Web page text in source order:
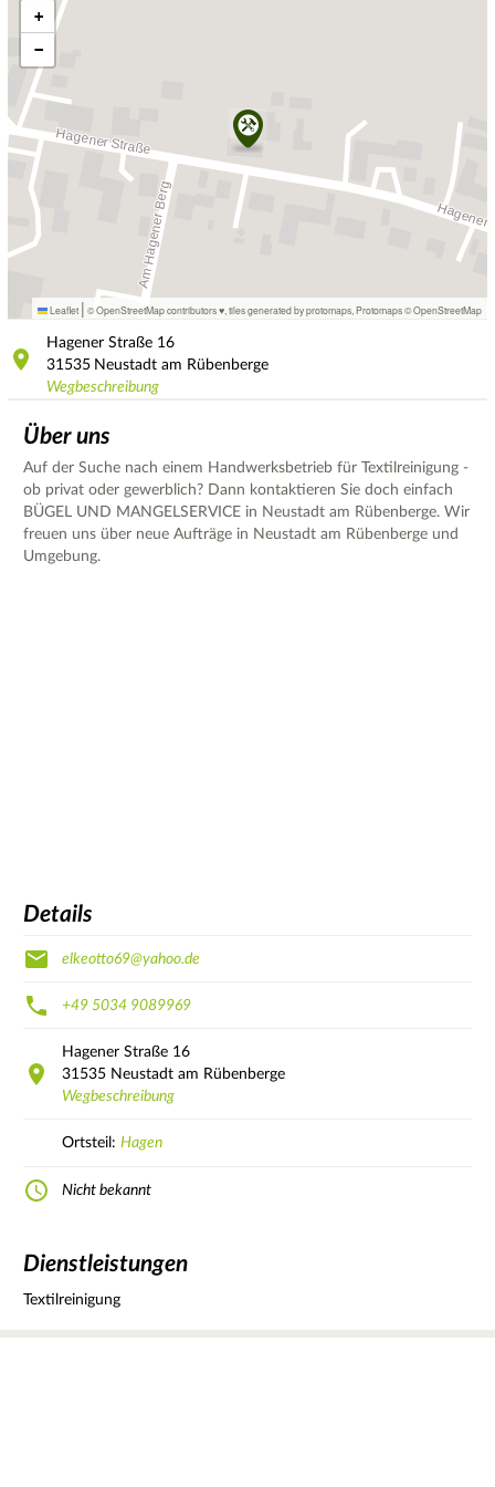
+
−
Leaflet | © OpenStreetMap contributors ♥, tiles generated by protomaps Protomaps©OpenStreetMap
Hagener Straße 16
31535 Neustadt am Rübenberge
Wegbeschreibung
Über uns
Auf der Suche nach einem Handwerksbetrieb für Textilreinigung -
ob privat oder gewerblich? Dann kontaktieren Sie doch einfach
BÜGEL UND MANGELSERVICE in Neustadt am Rübenberge. Wir
freuen uns über neue Aufträge in Neustadt am Rübenberge und
Umgebung.
Details
elkeotto69@yahoo.de
+49 5034 9089969
Hagener Straße 16
31535 Neustadt am Rübenberge
Wegbeschreibung
Ortsteil: Hagen
Nicht bekannt
Dienstleistungen
Textilreinigung